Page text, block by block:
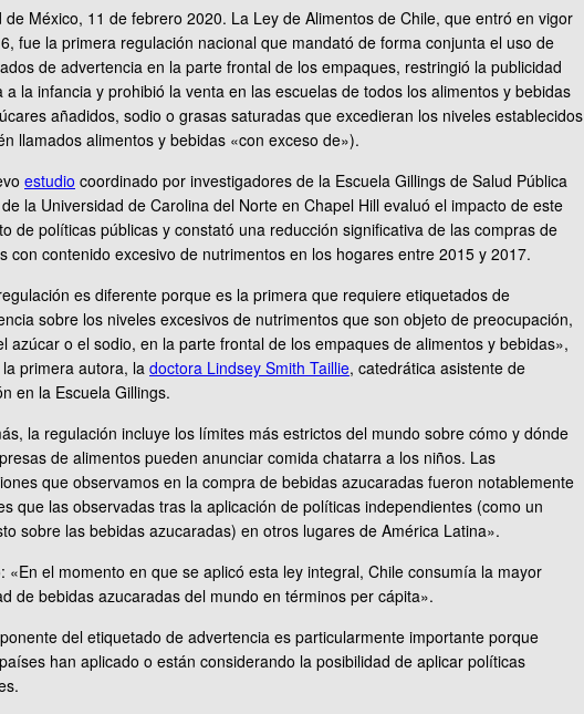
de México, 11 de febrero 2020. La Ley de Alimentos de Chile, que entró en vigor
fue la primera regulación nacional que mandató de forma conjunta el uso de
de advertencia en la parte frontal de los empaques, restringió la publicidad
a la infancia y prohibió la venta en las escuelas de todos los alimentos y bebidas
añadidos, sodio o grasas saturadas que excedieran los niveles establecidos
llamados alimentos y bebidas «con exceso de»).
estudio coordinado por investigadores de la Escuela Gillings de Salud Pública
la Universidad de Carolina del Norte en Chapel Hill evaluó el impacto de este
de políticas públicas y constató una reducción significativa de las compras de
con contenido excesivo de nutrimentos en los hogares entre 2015 y 2017.
es diferente porque es la primera que requiere etiquetados de
sobre los niveles excesivos de nutrimentos que son objeto de preocupación,
azúcar o el sodio, en la parte frontal de los empaques de alimentos y bebidas»,
primera autora, la doctora Lindsey Smith Taillie, catedrática asistente de
en la Escuela Gillings.
la regulación incluye los límites más estrictos del mundo sobre cómo y dónde
de alimentos pueden anunciar comida chatarra a los niños. Las
que observamos en la compra de bebidas azucaradas fueron notablemente
que las observadas tras la aplicación de políticas independientes (como un
sobre las bebidas azucaradas) en otros lugares de América Latina».
«En el momento en que se aplicó esta ley integral, Chile consumía la mayor
de bebidas azucaradas del mundo en términos per cápita».
del etiquetado de advertencia es particularmente importante porque
han aplicado o están considerando la posibilidad de aplicar políticas